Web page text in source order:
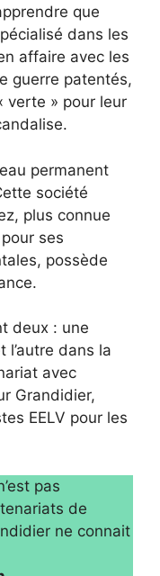
que
dans les
affaire avec les
guerre patentés,
verte » pour leur
permanent
société
plus connue
ses
possède
deux : une
l’autre dans la
avec
Grandidier,
EELV pour les
pas
de
ne connait